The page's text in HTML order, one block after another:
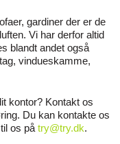
gardiner der er de
Vi har derfor altid
blandt andet også
vindueskamme,
kontor? Kontakt os
Du kan kontakte os
os påtry@try.dk.